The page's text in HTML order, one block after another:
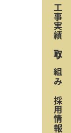
工事実績
取り組み
採用情報